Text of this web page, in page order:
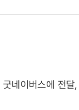
네이버스에 전달